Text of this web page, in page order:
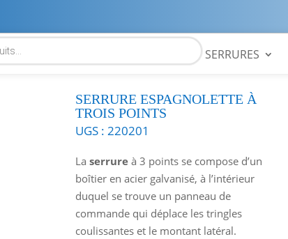
SERRURES
SERRURE ESPAGNOLETTE À
TROIS POINTS
UGS :220201
Laserrure à 3 points se compose d’un
boîtier en acier galvanisé, à l’intérieur
duquel se trouve un panneau de
commande qui déplace les tringles
coulissantes et le montant latéral.